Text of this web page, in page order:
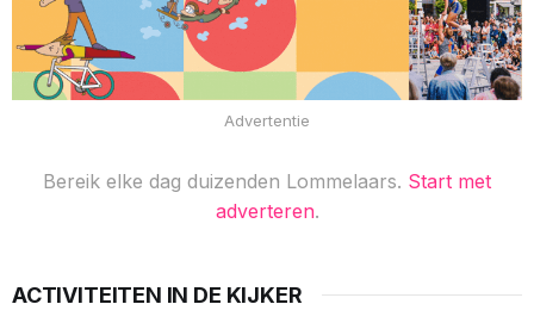
Advertentie
Bereik elke dag duizenden Lommelaars. Start met
adverteren.
ACTIVITEITEN IN DE KIJKER